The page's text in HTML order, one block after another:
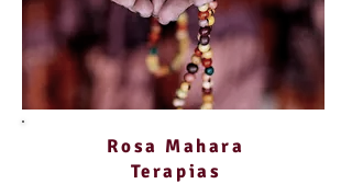
Rosa Mahara
Terapias